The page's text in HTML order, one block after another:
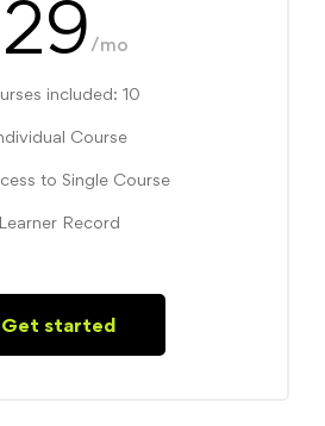
29/mo
included: 10
Course
to Single Course
Learner Record
Get started